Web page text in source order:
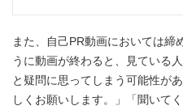
また、自己PR動画においては締
うに動画が終わると、見ている
と疑問に思ってしまう可能性が
しくお願いします。」「聞いて